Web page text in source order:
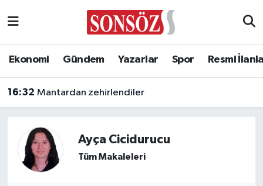
Ekonomi Gündem Yazarlar Spor Resmi
16:32 Mantardan zehirlendiler
Ayça Cicidurucu
Tüm Makaleleri
Asayiş
Biyografi
Çevre
Ankara Nöbetçi Eczaneler
Ankara Trafik Yoğunluk Haritası
Süper Lig Puan Durumu ve Fikstür